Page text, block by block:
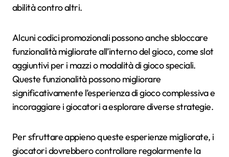
abilità contro altri.
Alcuni codici promozionali possono anche sbloccare
funzionalità migliorate all’interno del gioco, come slot
aggiuntivi per i mazzi o modalità di gioco speciali.
Queste funzionalità possono migliorare
significativamente l’esperienza di gioco complessiva e
incoraggiare i giocatori a esplorare diverse strategie.
Per sfruttare appieno queste esperienze migliorate, i
giocatori dovrebbero controllare regolarmente la